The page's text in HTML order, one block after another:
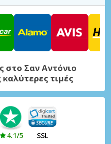
στο Σαν Αντόνιο
τιμές
4.1/5 SSL